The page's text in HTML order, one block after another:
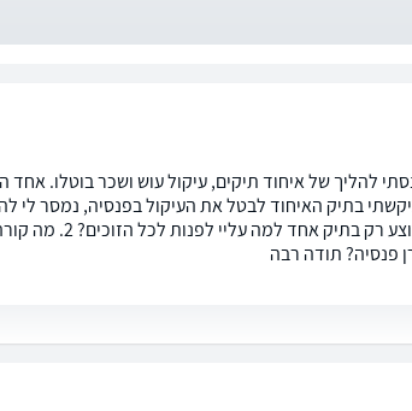
להליך של איחוד תיקים, עיקול עוש ושכר בוטלו. אחד
בתיק האיחוד לבטל את העיקול בפנסיה, נמסר לי
ולהמתין 5 ימים לתגובתם.